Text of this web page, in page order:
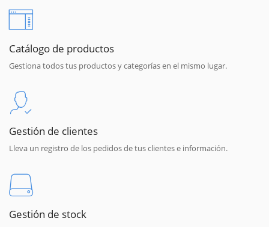
Catálogo de productos
Gestiona todos tus productos y categorías en el mismo lugar.
Gestión de clientes
Lleva un registro de los pedidos de tus clientes e información.
Gestión de stock